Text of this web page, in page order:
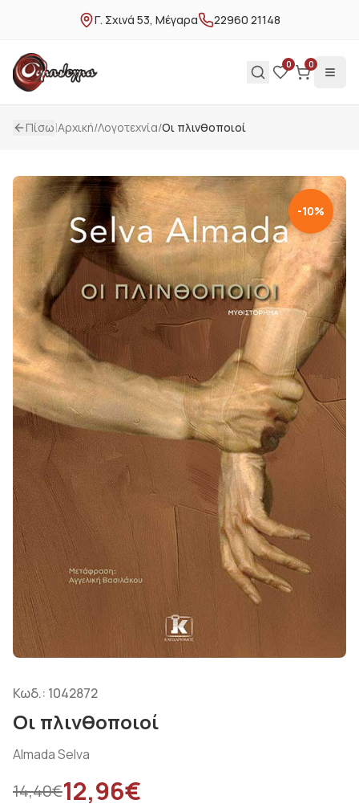
Γ. Σχινά 53, Μέγαρα 22960 21148
0 0
Πίσω|Αρχική/Λογοτεχνία/Οι πλινθοποιοί
-10%
Κωδ.: 1042872
Οι πλινθοποιοί
Almada Selva
14,40€12,96€